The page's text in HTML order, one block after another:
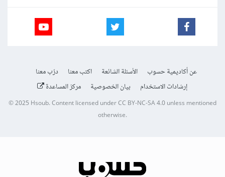
عن أكاديمية حسوب الأسئلة الشائعة اكتب معنا
درّب معنا
إرشادات الاستخدام
بيان الخصوصية مركز المساعدة
© 2025Hsoub.Content licensed underCC BY-NC-SA 4.0unless mentioned
otherwise.